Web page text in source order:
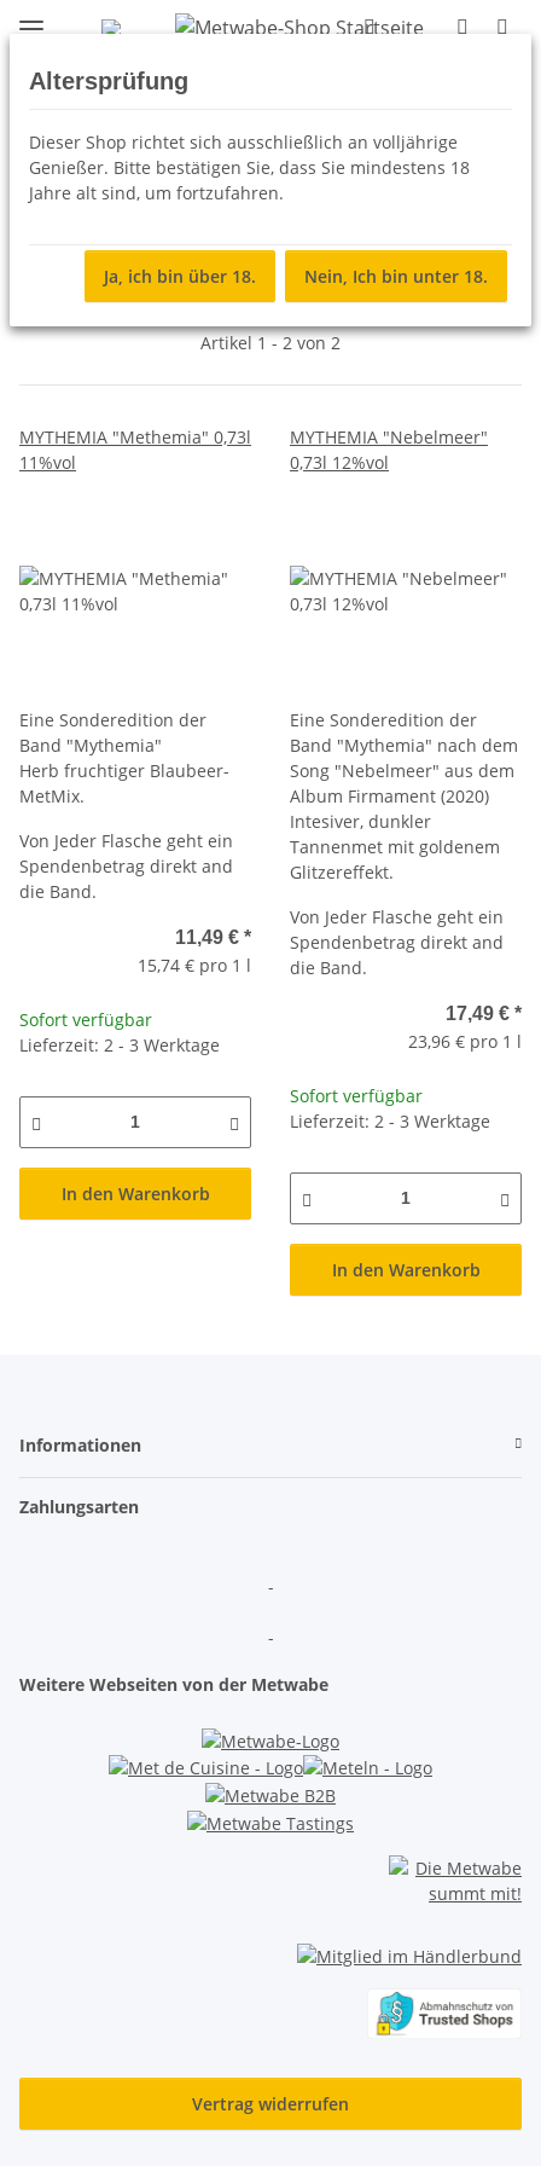
MYTHEMIA
Filter und Sortierung
Artikel 1 - 2 von 2
MYTHEMIA "Methemia" 0,73l
11%vol
Eine Sonderedition der
Band "Mythemia"
Herb fruchtiger Blaubeer-
MetMix.
Von Jeder Flasche geht ein
Spendenbetrag direkt and
die Band.
11,49 € *
15,74 € pro 1 l
Sofort verfügbar
Lieferzeit: 2 - 3 Werktage
In den Warenkorb
MYTHEMIA "Nebelmeer"
0,73l 12%vol
Eine Sonderedition der
Band "Mythemia" nach dem
Song "Nebelmeer" aus dem
Album Firmament (2020)
Intesiver, dunkler
Tannenmet mit goldenem
Glitzereffekt.
Von Jeder Flasche geht ein
Spendenbetrag direkt and
die Band.
17,49 € *
23,96 € pro 1 l
Sofort verfügbar
Lieferzeit: 2 - 3 Werktage
In den Warenkorb
Informationen
Zahlungsarten
-
-
Weitere Webseiten von der Metwabe
Vertrag widerrufen
Altersprüfung
Dieser Shop richtet sich ausschließlich an volljährige
Genießer. Bitte bestätigen Sie, dass Sie mindestens 18
Jahre alt sind, um fortzufahren.
Ja, ich bin über 18. Nein, Ich bin unter 18.